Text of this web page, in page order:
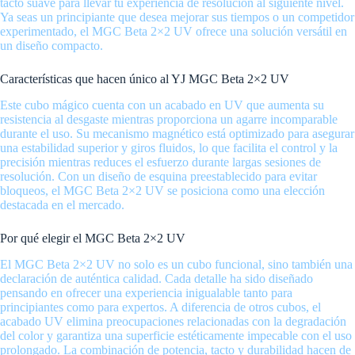
tacto suave para llevar tu experiencia de resolución al siguiente nivel.
Ya seas un principiante que desea mejorar sus tiempos o un competidor
experimentado, el MGC Beta 2×2 UV ofrece una solución versátil en
un diseño compacto.
Características que hacen único al YJ MGC Beta 2×2 UV
Este cubo mágico cuenta con un acabado en UV que aumenta su
resistencia al desgaste mientras proporciona un agarre incomparable
durante el uso. Su mecanismo magnético está optimizado para asegurar
una estabilidad superior y giros fluidos, lo que facilita el control y la
precisión mientras reduces el esfuerzo durante largas sesiones de
resolución. Con un diseño de esquina preestablecido para evitar
bloqueos, el MGC Beta 2×2 UV se posiciona como una elección
destacada en el mercado.
Por qué elegir el MGC Beta 2×2 UV
El MGC Beta 2×2 UV no solo es un cubo funcional, sino también una
declaración de auténtica calidad. Cada detalle ha sido diseñado
pensando en ofrecer una experiencia inigualable tanto para
principiantes como para expertos. A diferencia de otros cubos, el
acabado UV elimina preocupaciones relacionadas con la degradación
del color y garantiza una superficie estéticamente impecable con el uso
prolongado. La combinación de potencia, tacto y durabilidad hacen de